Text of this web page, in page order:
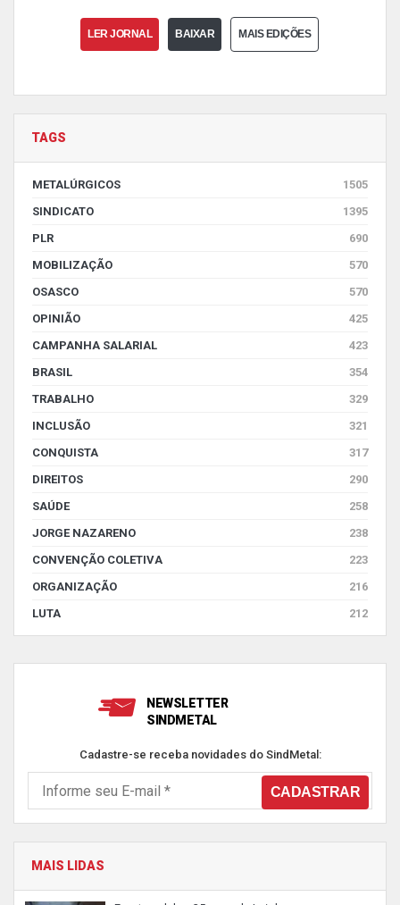
LER JORNAL BAIXAR MAIS EDIÇÕES
TAGS
METALÚRGICOS
1505
SINDICATO
1395
PLR
690
MOBILIZAÇÃO
570
OSASCO
570
OPINIÃO
425
CAMPANHA SALARIAL
423
BRASIL
354
TRABALHO
329
INCLUSÃO
321
CONQUISTA
317
DIREITOS
290
SAÚDE
258
JORGE NAZARENO
238
CONVENÇÃO COLETIVA
223
ORGANIZAÇÃO
216
LUTA
212
NEWSLETTER
SINDMETAL
Cadastre-se receba novidades do SindMetal:
MAIS LIDAS